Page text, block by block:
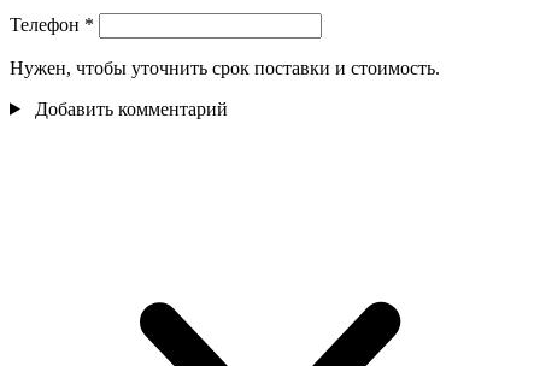
Телефон *
Нужен, чтобы уточнить срок поставки и стоимость.
Добавить комментарий